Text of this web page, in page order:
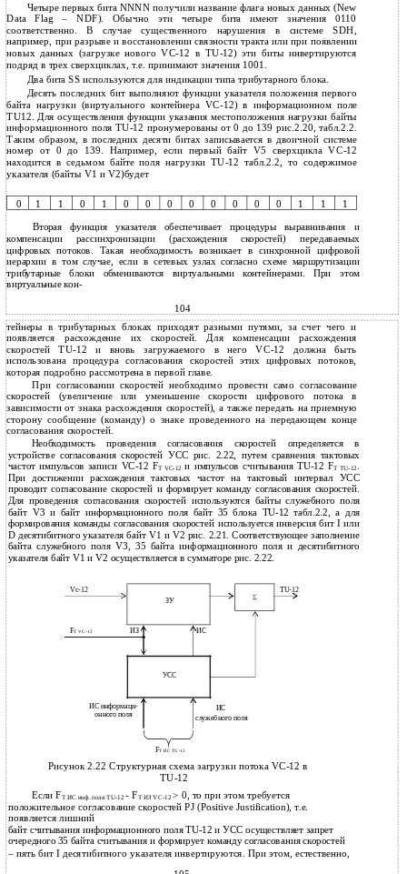
Четыре первых бита NNNN получили название флага новых данных (New
Data Flag – NDF). Обычно эти четыре бита имеют значения 0110
соответственно. В случае существенного нарушения в системе SDH,
например, при разрыве и восстановлении связности тракта или при появлении
новых данных (загрузке нового VC-12 в TU-12) эти биты инвертируются
подряд в трех сверхциклах, т.е. принимают значения 1001.
Два бита SS используются для индикации типа трибутарного блока.
Десять последних бит выполняют функции указателя положения первого
байта нагрузки (виртуального контейнера VC-12) в информационном поле
TU12. Для осуществления функции указания местоположения нагрузки байты
информационного поля TU-12 пронумерованы от 0 до 139 рис.2.20, табл.2.2.
Таким образом, в последних десяти битах записывается в двоичной системе
номер от 0 до 139. Например, если первый байт V5 сверхцикла VC-12
находится в седьмом байте поля нагрузки TU-12 табл.2.2, то содержимое
указателя (байты V1 и V2)будет
0 1 1 0 1 0 0 0 0 0 0 0 0 1 1 1
Вторая функция указателя обеспечивает процедуры выравнивания и
компенсации рассинхронизации (расхождения скоростей) передаваемых
цифровых потоков. Такая необходимость возникает в синхронной цифровой
иерархии в том случае, если в сетевых узлах согласно схеме маршрутизации
трибутарные блоки обмениваются виртуальными контейнерами. При этом
виртуальные кон-
104
тейнеры в трибутарных блоках приходят разными путями, за счет чего и
появляется расхождение их скоростей. Для компенсации расхождения
скоростей TU-12 и вновь загружаемого в него VC-12 должна быть
использована процедура согласования скоростей этих цифровых потоков,
которая подробно рассмотрена в первой главе.
При согласовании скоростей необходимо провести само согласование
скоростей (увеличение или уменьшение скорости цифрового потока в
зависимости от знака расхождения скоростей), а также передать на приемную
сторону сообщение (команду) о знаке проведенного на передающем конце
согласования скоростей.
Необходимость проведения согласования скоростей определяется в
устройстве согласования скоростей УСС рис. 2.22, путем сравнения тактовых
частот импульсов записи VC-12 FTVC-12 и импульсов считывания TU-12 FTTU-12.
При достижении расхождения тактовых частот на тактовый интервал УСС
проводит согласование скоростей и формирует команду согласования скоростей.
Для проведения согласования скоростей используются байты служебного поля
байт V3 и байт информационного поля байт 35 блока TU-12 табл.2.2, а для
формирования команды согласования скоростей используется инверсия бит I или
D десятибитного указателя байт V1 и V2 рис. 2.21. Соответствующее заполнение
байта служебного поля V3, 35 байта информационного поля и десятибитного
указателя байт V1 и V2 осуществляется в сумматоре рис. 2.22.
Vc-12
TU-12
ЗУ
FT VC-12 ИЗ ИС
УСС
ИС информаци- ИС
онного поля служебного поля
FT ИС TU-12
Рисунок 2.22 Структурная схема загрузки потока VC-12 в
TU-12
Если FT ИС инф. поляTU-12 - FT ИЗVC-12 > 0, то при этом требуется
положительное согласование скоростей PJ (Positive Justification), т.е.
появляется лишний
байт считывания информационного поля TU-12 и УСС осуществляет запрет
очередного 35 байта считывания и формирует команду согласования скоростей
– пять бит I десятибитного указателя инвертируются. При этом, естественно,